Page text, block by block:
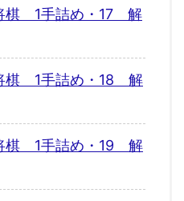
棋 1手詰め・17 解
棋 1手詰め・18 解
棋 1手詰め・19 解